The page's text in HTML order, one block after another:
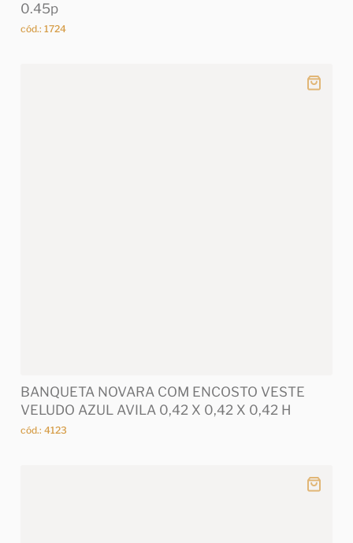
0.45p
cód.: 1724
BANQUETA NOVARA COM ENCOSTO VESTE
VELUDO AZUL AVILA 0,42 X 0,42 X 0,42 H
cód.: 4123